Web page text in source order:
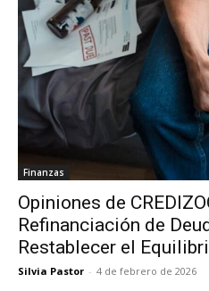
Finanzas
Opiniones de
Refinanciación de
Restablecer el
Silvia Pastor - 4 de febrero de 2026